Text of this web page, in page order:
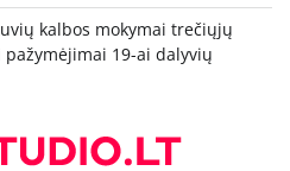
kalbos mokymai trečiųjų
19-ai dalyvių